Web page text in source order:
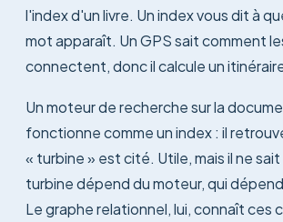
l'index d'un livre. Un index vous dit à
mot apparaît. Un GPS sait comment
connectent, donc il calcule un
Un moteur de recherche sur la
fonctionne comme un index : il
« turbine » est cité. Utile, mais il ne sait
turbine dépend du moteur, qui
Le graphe relationnel, lui, connaît ces